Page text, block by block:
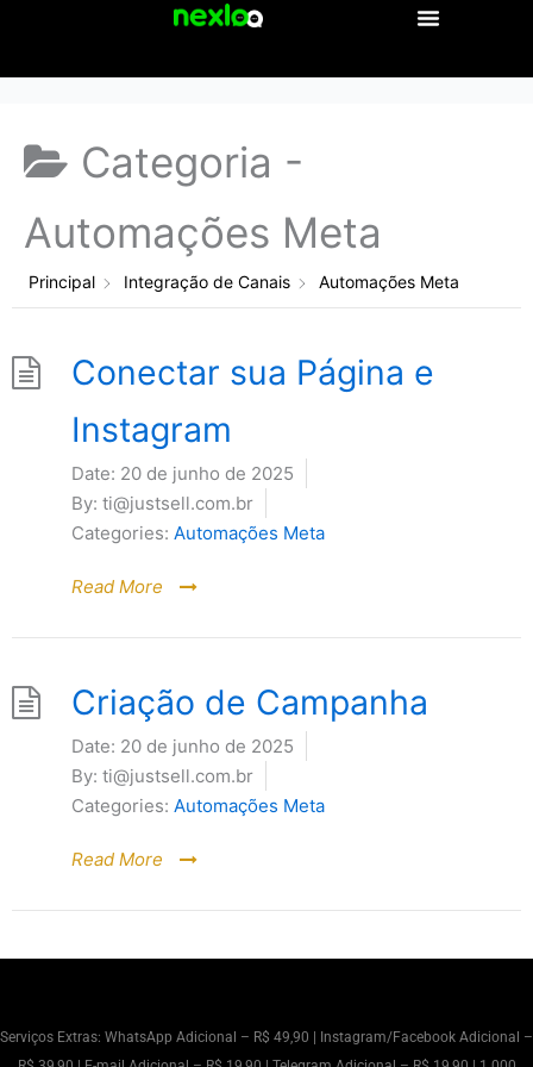
Categoria -
Automações Meta
Principal Integração de Canais Automações Meta
Conectar sua Página e
Instagram
Date: 20 de junho de 2025
By: ti@justsell.com.br
Categories: Automações Meta
Read More
Criação de Campanha
Date: 20 de junho de 2025
By: ti@justsell.com.br
Categories: Automações Meta
Read More
Serviços Extras: WhatsApp Adicional – R$ 49,90 | Instagram/Facebook Adicional –